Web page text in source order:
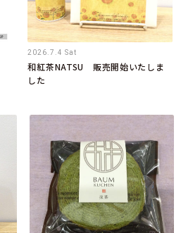
2026.7.4 Sat
和紅茶NATSU 販売開始いたしま
した